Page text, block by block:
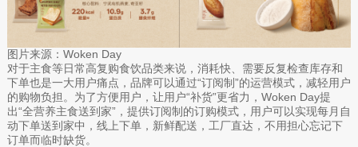
图片来源：Woken Day
对于主食等日常高复购食饮品类来说，消耗快、需要反复检查库存和
下单也是一大用户痛点，品牌可以通过“订阅制”的运营模式，减轻用户
的购物负担。为了方便用户，让用户“补货”更省力，Woken Day提
出“全营养主食送到家”，提供订阅制的订购模式，用户可以实现每月自
动下单送到家中，线上下单，新鲜配送，工厂直达，不用担心忘记下
订单而临时缺货。